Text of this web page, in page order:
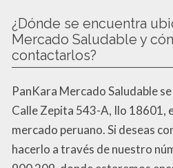
¿Dónde se encuentra
Mercado Saludable y
contactarlos?
PanKara Mercado Saludable
Calle Zepita 543-A, Ilo 18601,
mercado peruano. Si deseas
hacerlo a través de nuestro